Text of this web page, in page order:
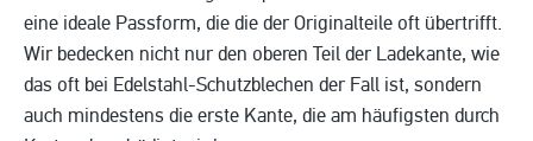
eine ideale Passform, die die der Originalteile oft übertrifft.
Wir bedecken nicht nur den oberen Teil der Ladekante, wie
das oft bei Edelstahl-Schutzblechen der Fall ist, sondern
auch mindestens die erste Kante, die am häufigsten durch